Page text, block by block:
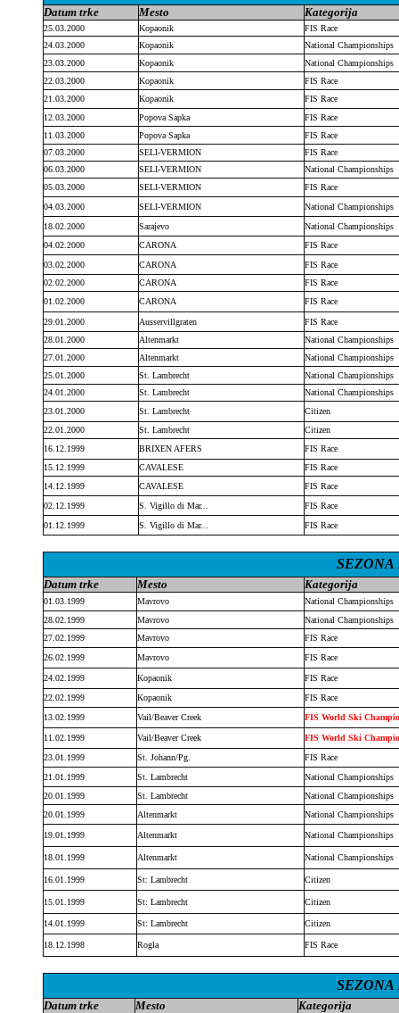
Datum trke Mesto Kategorija
25.03.2000 Kopaonik
FIS Race
24.03.2000
Kopaonik
National Championships
23.03.2000
Kopaonik
National Championships
22.03.2000
Kopaonik
FIS Race
21.03.2000
Kopaonik
FIS Race
12.03.2000
Popova Sapka
FIS Race
11.03.2000
Popova Sapka
FIS Race
07.03.2000
SELI-VERMION
FIS Race
06.03.2000
SELI-VERMION
National Championships
05.03.2000
SELI-VERMION
FIS Race
04.03.2000
SELI-VERMION
National Championships
18.02.2000
Sarajevo
National Championships
04.02.2000
CARONA
FIS Race
03.02.2000
CARONA
FIS Race
02.02.2000
CARONA
FIS Race
01.02.2000
CARONA FIS Race
29.01.2000 Ausservillgraten
FIS Race
28.01.2000
Altenmarkt
National Championships
27.01.2000
Altenmarkt
National Championships
25.01.2000
St. Lambrecht
National Championships
24.01.2000
St. Lambrecht
National Championships
23.01.2000
St. Lambrecht
Citizen
22.01.2000
St. Lambrecht
Citizen
16.12.1999
BRIXEN AFERS
FIS Race
15.12.1999
CAVALESE
FIS Race
14.12.1999
CAVALESE
FIS Race
02.12.1999
S. Vigillo di Mar...
FIS Race
01.12.1999
S. Vigillo di Mar... FIS Race
SEZONA
Datum trke Mesto Kategorija
01.03.1999 Mavrovo
National Championships
28.02.1999
Mavrovo
National Championships
27.02.1999
Mavrovo
FIS Race
26.02.1999
Mavrovo FIS Race
24.02.1999 Kopaonik
FIS Race
22.02.1999
Kopaonik
FIS Race
13.02.1999
Vail/Beaver Creek FIS World Ski
11.02.1999 Vail/Beaver Creek
FIS World Ski
23.01.1999
St. Johann/Pg.
FIS Race
21.01.1999
St. Lambrecht
National Championships
20.01.1999
St. Lambrecht
National Championships
20.01.1999
Altenmarkt National Championships
19.01.1999 Altenmarkt National Championships
18.01.1999 Altenmarkt National Championships
16.01.1999 St: Lambrecht Citizen
15.01.1999 St: Lambrecht Citizen
14.01.1999 St: Lambrecht Citizen
18.12.1998 Rogla FIS Race
SEZONA
Datum trke Mesto Kategorija